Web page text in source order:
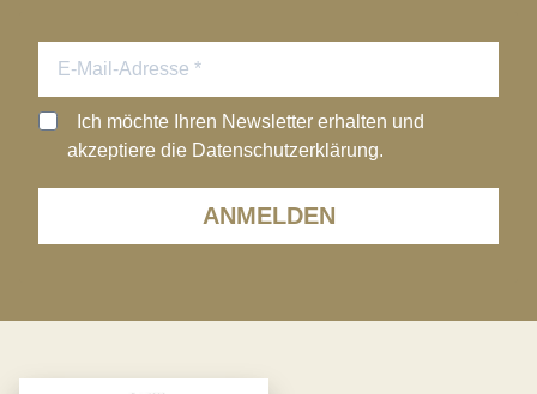
ANMELDEN
Ich möchte Ihren Newsletter erhalten und
akzeptiere die Datenschutzerklärung.